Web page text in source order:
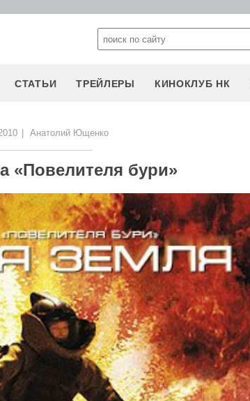
СТАТЬИ ТРЕЙЛЕРЫ КИНОКЛУБ НК
Анатолий Ющенко
«Повелителя бури»